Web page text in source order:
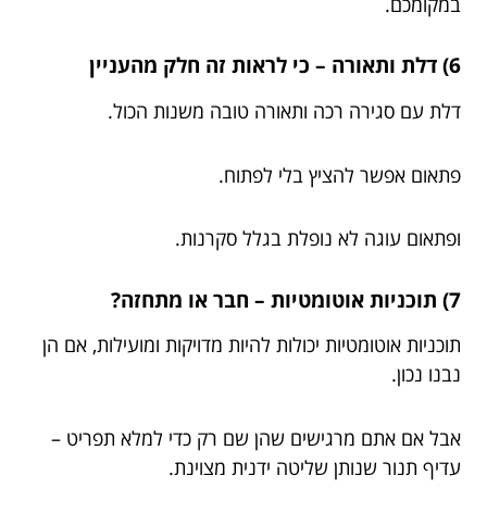
6) דלת ותאורה – כי לראות זה חלק מהעניין
דלת עם סגירה רכה ותאורה טובה משנות הכול.
פתאום אפשר להציץ בלי לפתוח.
ופתאום עוגה לא נופלת בגלל סקרנות.
7) תוכניות אוטומטיות – חבר או מתחזה?
תוכניות אוטומטיות יכולות להיות מדויקות ומועילות, אם הן
נבנו נכון.
אבל אם אתם מרגישים שהן שם רק כדי למלא תפריט –
עדיף תנור שנותן שליטה ידנית מצוינת.